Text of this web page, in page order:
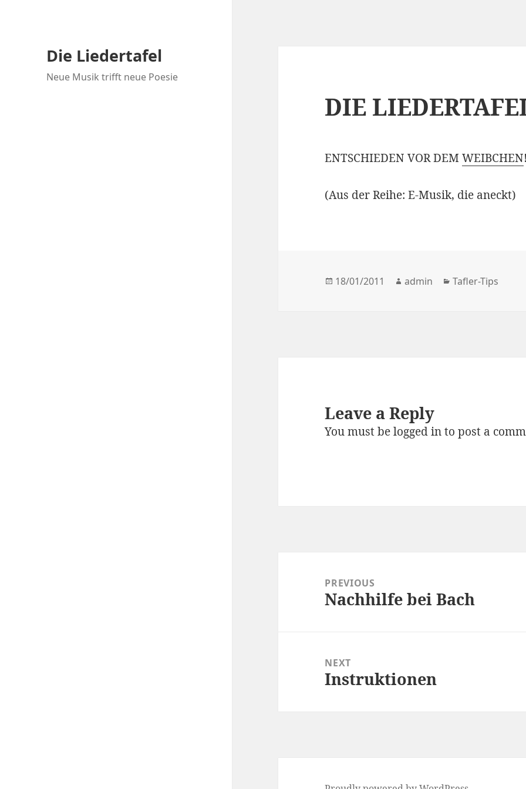
Die Liedertafel
Neue Musik trifft neue Poesie
DIE
ENTSCHIEDEN VOR DEMWEIBCHEN
(Aus der Reihe: E-Musik, die aneckt)
Posted
18/01/2011 Author
admin Categories
Tafler-Tips
Leave a Reply
You must belogged into post a
navigationPREVIOUS
Previous
Nachhilfe bei Bach
NEXT
Next
Instruktionen